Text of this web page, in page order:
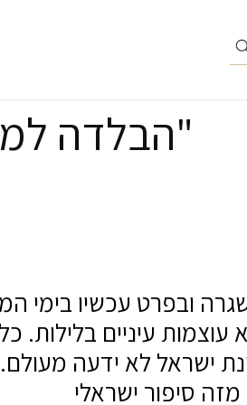
"הבלדה
ובפרט עכשיו בימי
עוצמות עיניים
ישראל לא ידעה
מזה סיפור ישראלי